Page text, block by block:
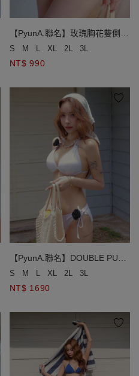
【PyunA.聯名】玫瑰胸花雙側綁
帶低腰泳褲
S M L XL 2L 3L
NT$ 990
【PyunA.聯名】DOUBLE PUSH
終極美波小香風玫瑰雙綁比基尼
S M L XL 2L 3L
NT$ 1690